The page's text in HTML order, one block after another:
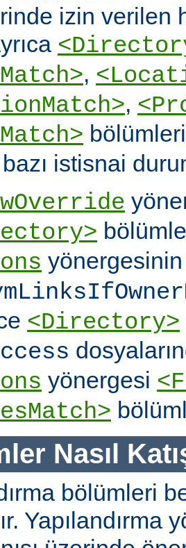
izin verilen
,
,
istisnai
<Directory>
yönergesi
Nasıl
bölümleri
Yapılandırma